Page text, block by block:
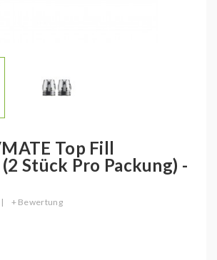
Top Fill
Stück Pro Packung) -
| + Bewertung